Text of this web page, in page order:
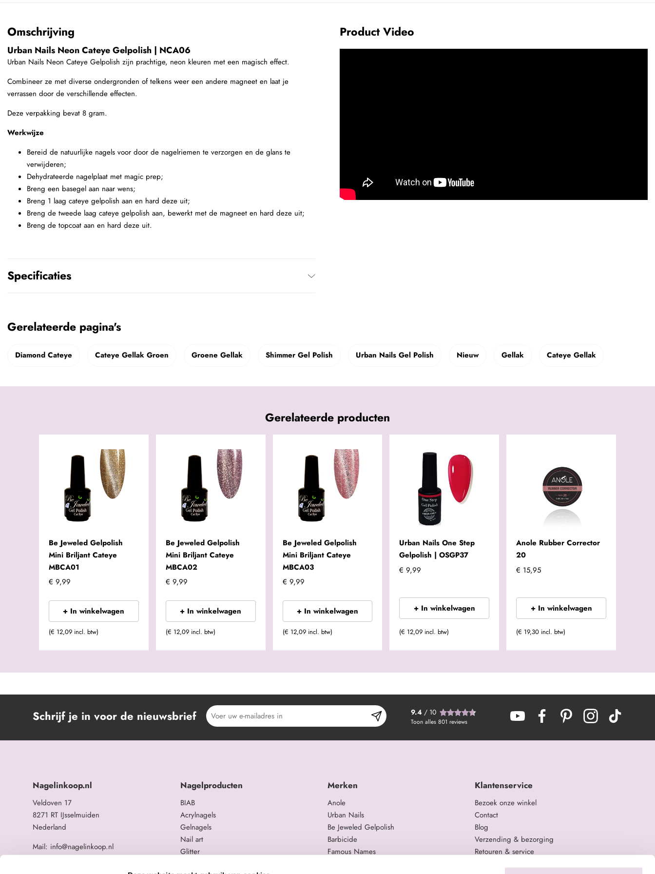
Omschrijving
Urban Nails Neon Cateye Gelpolish | NCA06
Urban Nails Neon Cateye Gelpolish zijn prachtige, neon kleuren met een magisch effect.
Combineer ze met diverse ondergronden of telkens weer een andere magneet en laat je
verrassen door de verschillende effecten.
Deze verpakking bevat 8 gram.
Werkwijze
Bereid de natuurlijke nagels voor door de nagelriemen te verzorgen en de glans te
verwijderen;
Dehydrateerde nagelplaat met magic prep;
Breng een basegel aan naar wens;
Breng 1 laag cateye gelpolish aan en hard deze uit;
Breng de tweede laag cateye gelpolish aan, bewerkt met de magneet en hard deze uit;
Breng de topcoat aan en hard deze uit.
Specificaties
Product Video
Gerelateerde pagina's
Diamond Cateye Cateye Gellak Groen Groene Gellak Shimmer Gel Polish Urban Nails Gel Polish Nieuw Gellak Cateye Gellak
Gerelateerde producten
Be Jeweled Gelpolish
Mini Briljant Cateye
MBCA01
€ 9,99
+ In winkelwagen
(€ 12,09 incl. btw)
Be Jeweled Gelpolish
Mini Briljant Cateye
MBCA02
€ 9,99
+ In winkelwagen
(€ 12,09 incl. btw)
Be Jeweled Gelpolish
Mini Briljant Cateye
MBCA03
€ 9,99
+ In winkelwagen
(€ 12,09 incl. btw)
Urban Nails One Step
Gelpolish | OSGP37
€ 9,99
+ In winkelwagen
(€ 12,09 incl. btw)
Anole Rubber Corrector
20
€ 15,95
+ In winkelwagen
(€ 19,30 incl. btw)
Schrijf je in voor de nieuwsbrief 9.4/ 10
Toon alles 801 reviews
Nagelinkoop.nl
Veldoven 17
8271 RT IJsselmuiden
Nederland
Mail: info@nagelinkoop.nl
BTW nummer: NL863104678B01
Nagelproducten
BIAB
Acrylnagels
Gelnagels
Nail art
Glitter
Merken
Anole
Urban Nails
Be Jeweled Gelpolish
Barbicide
Famous Names
Klantenservice
Bezoek onze winkel
Contact
Blog
Verzending & bezorging
Retouren & service